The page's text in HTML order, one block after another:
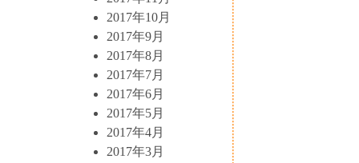
2017年10月
2017年9月
2017年8月
2017年7月
2017年6月
2017年5月
2017年4月
2017年3月